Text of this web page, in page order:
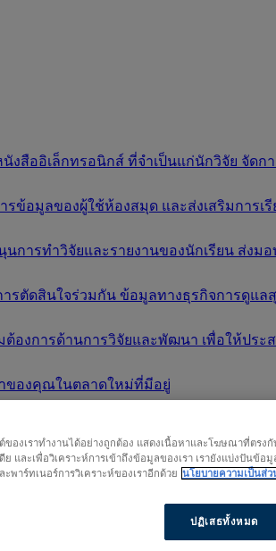
งสืออิเล็กทรอนิกส์ ที่จำเป็นแก่นักวิจัย จัด
ข้อมูลของผู้ใช้ห้องสมุด และส่งเสริมการ
การทำวิจัยและรายงานของนักเรียน ส่ง
รตัดสินใจร่วมกัน ข้อมูลทางธุรกิจการดูแ
องการด้านการวิจัยและพัฒนา เพื่อให้ประ
ของคุณในตลาดใหม่ที่มีอยู่
วิจัยของคุณที่นี่
ของเราทำงานได้อย่างถูกต้อง แสดงเนื้อหาและโฆษณาที่ตรง
และเพื่อวิเคราะห์การเข้าถึงข้อมูลของเรา เรายังแบ่งปันข้อ
พาร์ทเนอร์การวิเคราะห์ของเราอีกด้วย นโยบายความเป็นส่ว
ปฏิเสธทั้งหมด